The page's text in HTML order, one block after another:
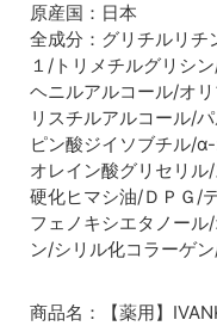
リスト
毛髪内部のコルテック
髪をしなやかで扱いや
原産国：日本
全成分：グリチルリ
１/トリメチルグリシ
ヘニルアルコール/オ
リスチルアルコール/
ピン酸ジイソブチル/
オレイン酸グリセリル
硬化ヒマシ油/ＤＰＧ/
フェノキシエタノー
ン/シリル化コラーゲ
商品名：【薬用】